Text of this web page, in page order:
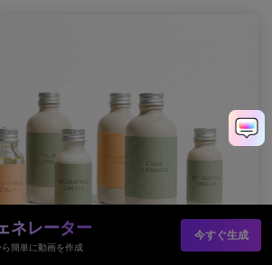
ネレーター
簡単に動画を作成
今すぐ生成